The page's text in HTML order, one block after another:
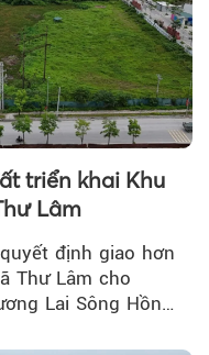
triển khai Khu
Lâm
định giao hơn
Thư Lâm cho
Lai Sông Hồng